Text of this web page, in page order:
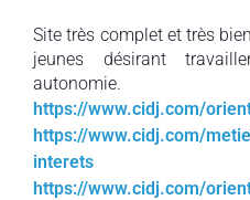
Site très complet et très
jeunes désirant
autonomie.
https://www.cidj.com/
https://www.cidj.com/
interets
https://www.cidj.com/